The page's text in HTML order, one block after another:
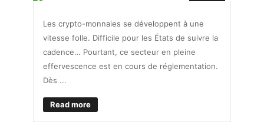
Les crypto-monnaies se développent à une
vitesse folle. Difficile pour les États de suivre la
cadence… Pourtant, ce secteur en pleine
effervescence est en cours de réglementation.
Dès ...
Read more